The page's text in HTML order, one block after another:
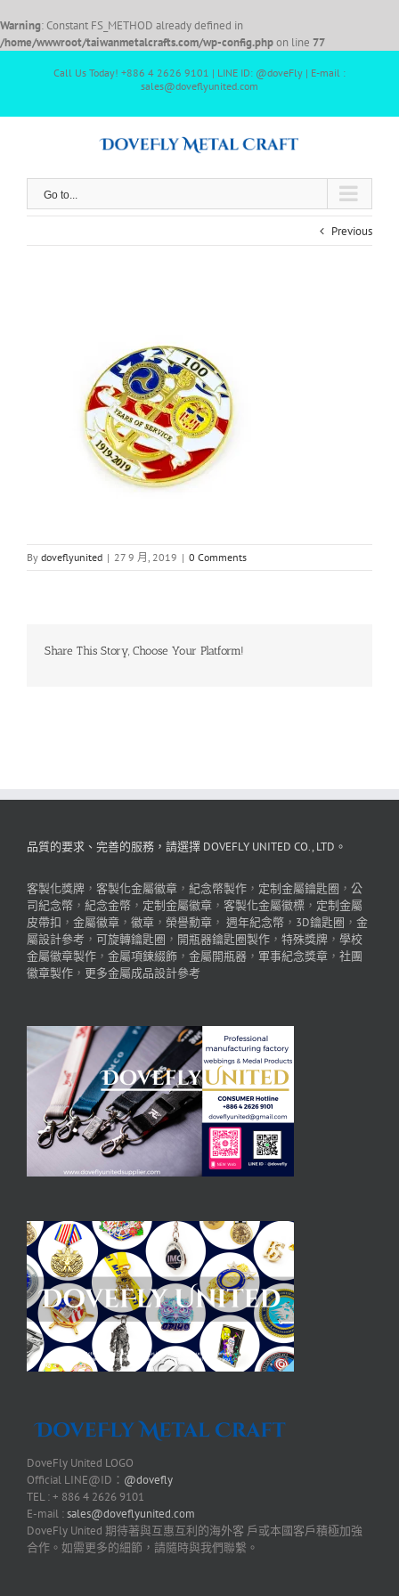
Warning: Constant FS_METHOD already defined in
/home/wwwroot/taiwanmetalcrafts.com/wp-config.phpon line 77
Call Us Today! +886 4 2626 9101 | LINE ID: @doveFly | E-mail :
sales@doveflyunited.com
Go to...
Previous
By doveflyunited | 27 9 月, 2019 | 0 Comments
Share This Story, Choose Your Platform!
品質的要求、完善的服務，請選擇 DOVEFLY UNITED CO., LTD。
客製化獎牌 ， 客製化金屬徽章 ， 紀念幣製作 ， 定制金屬鑰匙圈 ， 公
司紀念幣 ， 紀念金幣 ， 定制金屬徽章 ， 客製化金屬徽標 ， 定制金屬
皮帶扣 ， 金屬徽章 ， 徽章 ， 榮譽勳章 ， 週年紀念幣 ， 3D鑰匙圈 ， 金
屬設計參考 ， 可旋轉鑰匙圈 ， 開瓶器鑰匙圈製作 ， 特殊獎牌 ， 學校
金屬徽章製作 ， 金屬項鍊綴飾 ， 金屬開瓶器 ， 軍事紀念獎章 ， 社團
徽章製作 ， 更多金屬成品設計參考
DoveFly United LOGO
Official LINE@ID： @dovefly
TEL : + 886 4 2626 9101
E-mail :sales@doveflyunited.com
DoveFly United 期待著與互惠互利的海外客 戶或本國客戶積極加強
合作。如需更多的細節，請隨時與我們聯繫。